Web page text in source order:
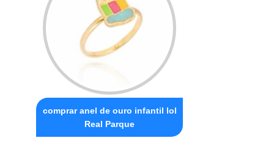
comprar anel de ouro infantil lol
Real Parque